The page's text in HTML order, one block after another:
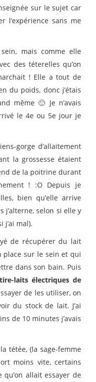
sur le sujet car
l’expérience sans me
mais comme elle
des téterelles qu’on
! Elle a tout de
du poids, donc j’étais
même 🙂 Je n’avais
le 4e ou 5e jour je
gorge d’allaitement
la grossesse étaient
de la poitrine durant
! :O Depuis je
bien qu’elle arrive
j’alterne, selon si elle y
j’ai mal).
de récupérer du lait
place sur le sein et qui
dans son bain. Puis
laits électriques de
de les utiliser, on
du stock de lait. J’ai
de 10 minutes j’avais
tétée, (la sage-femme
moins vite, certains
qu’on allait essayer de